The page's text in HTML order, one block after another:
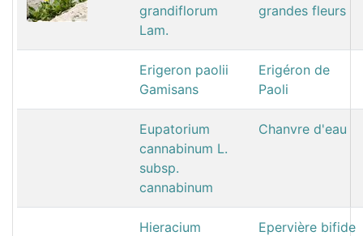
grandiflorum
Lam.
grandes fleurs
Erigeron paolii
Gamisans
Erigéron de
Paoli
Eupatorium
cannabinum L.
subsp.
cannabinum
Chanvre d'eau
Hieracium
Epervière bifide